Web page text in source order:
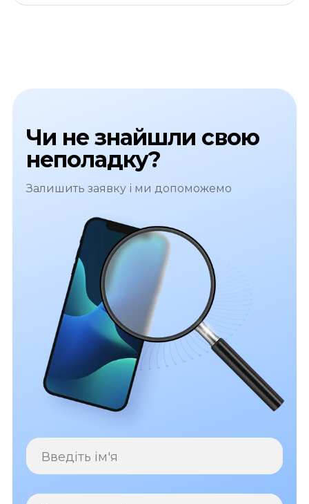
Чи не знайшли свою
неполадку?
Залишить заявку і ми допоможемо
Введіть ім'я